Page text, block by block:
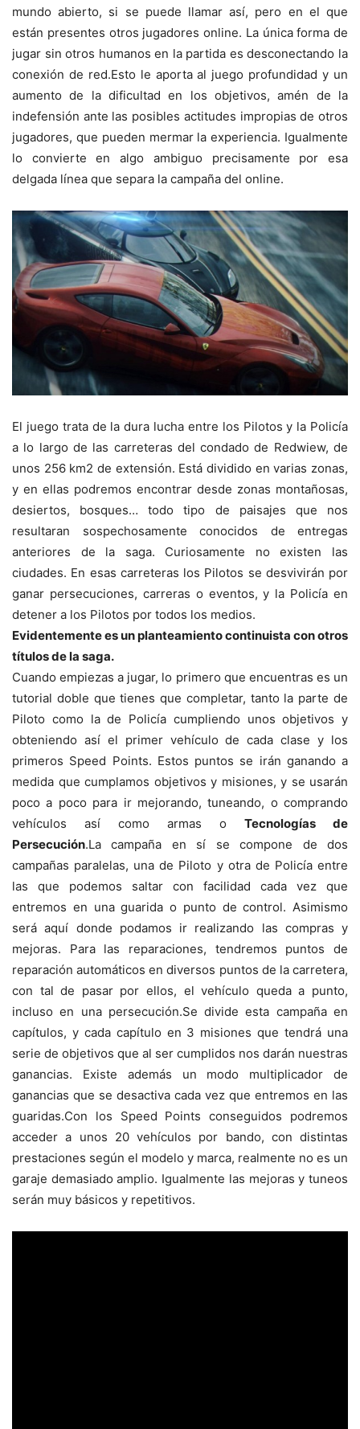
mundo abierto, si se puede llamar así, pero en el que
están presentes otros jugadores online. La única forma de
jugar sin otros humanos en la partida es desconectando la
conexión de red.Esto le aporta al juego profundidad y un
aumento de la dificultad en los objetivos, amén de la
indefensión ante las posibles actitudes impropias de otros
jugadores, que pueden mermar la experiencia. Igualmente
lo convierte en algo ambiguo precisamente por esa
delgada línea que separa la campaña del online.
El juego trata de la dura lucha entre los Pilotos y la Policía
a lo largo de las carreteras del condado de Redwiew, de
unos 256 km2 de extensión. Está dividido en varias zonas,
y en ellas podremos encontrar desde zonas montañosas,
desiertos, bosques… todo tipo de paisajes que nos
resultaran sospechosamente conocidos de entregas
anteriores de la saga. Curiosamente no existen las
ciudades. En esas carreteras los Pilotos se desvivirán por
ganar persecuciones, carreras o eventos, y la Policía en
detener a los Pilotos por todos los medios.
Evidentemente es un planteamiento continuista con otros
títulos de la saga.
Cuando empiezas a jugar, lo primero que encuentras es un
tutorial doble que tienes que completar, tanto la parte de
Piloto como la de Policía cumpliendo unos objetivos y
obteniendo así el primer vehículo de cada clase y los
primeros Speed Points. Estos puntos se irán ganando a
medida que cumplamos objetivos y misiones, y se usarán
poco a poco para ir mejorando, tuneando, o comprando
vehículos así como armas o Tecnologías de
Persecución.La campaña en sí se compone de dos
campañas paralelas, una de Piloto y otra de Policía entre
las que podemos saltar con facilidad cada vez que
entremos en una guarida o punto de control. Asimismo
será aquí donde podamos ir realizando las compras y
mejoras. Para las reparaciones, tendremos puntos de
reparación automáticos en diversos puntos de la carretera,
con tal de pasar por ellos, el vehículo queda a punto,
incluso en una persecución.Se divide esta campaña en
capítulos, y cada capítulo en 3 misiones que tendrá una
serie de objetivos que al ser cumplidos nos darán nuestras
ganancias. Existe además un modo multiplicador de
ganancias que se desactiva cada vez que entremos en las
guaridas.Con los Speed Points conseguidos podremos
acceder a unos 20 vehículos por bando, con distintas
prestaciones según el modelo y marca, realmente no es un
garaje demasiado amplio. Igualmente las mejoras y tuneos
serán muy básicos y repetitivos.